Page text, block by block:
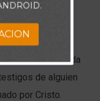
Celestial.
desenfrenada
de alguien
por Cristo.